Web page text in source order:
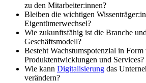
zu den Mitarbeiter:innen?
Bleiben die wichtigen
Eigentümerwechsel?
Wie zukunftsfähig ist die Branche
Geschäftsmodell?
Besteht Wachstumspotenzial in Form
Produktentwicklungen und Services?
Wie kann Digitalisierung das
verändern?